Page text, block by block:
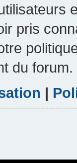
pris
du forum.
|